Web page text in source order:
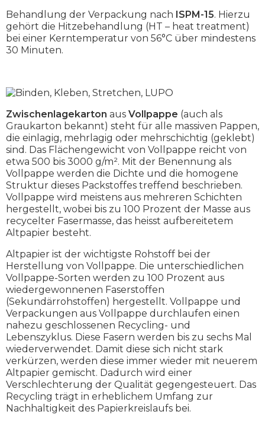
Behandlung der Verpackung nach ISPM-15. Hierzu
gehört die Hitzebehandlung (HT – heat treatment)
bei einer Kerntemperatur von 56°C über mindestens
30 Minuten.
Zwischenlagekarton aus Vollpappe (auch als
Graukarton bekannt) steht für alle massiven Pappen,
die einlagig, mehrlagig oder mehrschichtig (geklebt)
sind. Das Flächengewicht von Vollpappe reicht von
etwa 500 bis 3000 g/m². Mit der Benennung als
Vollpappe werden die Dichte und die homogene
Struktur dieses Packstoffes treffend beschrieben.
Vollpappe wird meistens aus mehreren Schichten
hergestellt, wobei bis zu 100 Prozent der Masse aus
recycelter Fasermasse, das heisst aufbereitetem
Altpapier besteht.
Altpapier ist der wichtigste Rohstoff bei der
Herstellung von Vollpappe. Die unterschiedlichen
Vollpappe-Sorten werden zu 100 Prozent aus
wiedergewonnenen Faserstoffen
(Sekundärrohstoffen) hergestellt. Vollpappe und
Verpackungen aus Vollpappe durchlaufen einen
nahezu geschlossenen Recycling- und
Lebenszyklus. Diese Fasern werden bis zu sechs Mal
wiederverwendet. Damit diese sich nicht stark
verkürzen, werden diese immer wieder mit neuerem
Altpapier gemischt. Dadurch wird einer
Verschlechterung der Qualität gegengesteuert. Das
Recycling trägt in erheblichem Umfang zur
Nachhaltigkeit des Papierkreislaufs bei.